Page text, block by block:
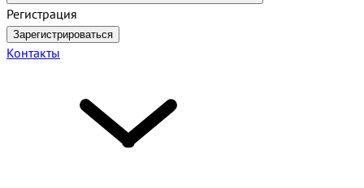
Регистрация
Зарегистрироваться
Контакты